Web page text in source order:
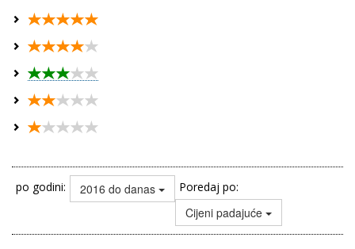
po godini: 2016 do danas Poredaj po:
Cijeni padajuće